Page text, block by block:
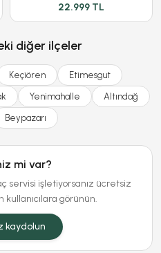
22.999 TL
diğer ilçeler
Keçiören Etimesgut
Yenimahalle Altındağ
Beypazarı
mi var?
servisi işletiyorsanız ücretsiz
görünün.
kaydolun